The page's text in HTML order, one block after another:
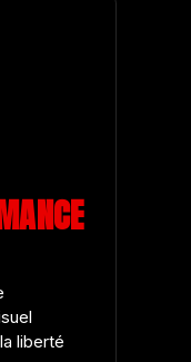
liberté